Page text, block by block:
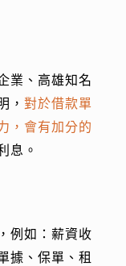
業、高雄知名
，對於借款單
，會有加分的
息。
例如：薪資收
據、保單、租